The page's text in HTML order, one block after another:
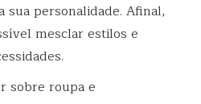
sua personalidade. Afinal,
mesclar estilos e
sobre roupa e